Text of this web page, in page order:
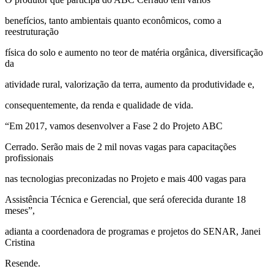
benefícios, tanto ambientais quanto econômicos, como a
reestruturação
física do solo e aumento no teor de matéria orgânica, diversificação
da
atividade rural, valorização da terra, aumento da produtividade e,
consequentemente, da renda e qualidade de vida.
“Em 2017, vamos desenvolver a Fase 2 do Projeto ABC
Cerrado. Serão mais de 2 mil novas vagas para capacitações
profissionais
nas tecnologias preconizadas no Projeto e mais 400 vagas para
Assistência Técnica e Gerencial, que será oferecida durante 18
meses”,
adianta a coordenadora de programas e projetos do SENAR, Janei
Cristina
Resende.